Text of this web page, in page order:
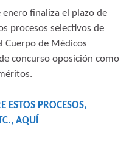
finaliza el plazo de
procesos selectivos de
Cuerpo de Médicos
concurso oposición como
ESTOS PROCESOS,
AQUÍ